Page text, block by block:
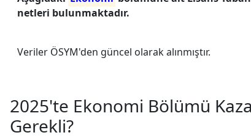
netleri bulunmaktadır.
Veriler ÖSYM'den güncel olarak alınmıştır.
2025'te Ekonomi Bölümü
Gerekli?